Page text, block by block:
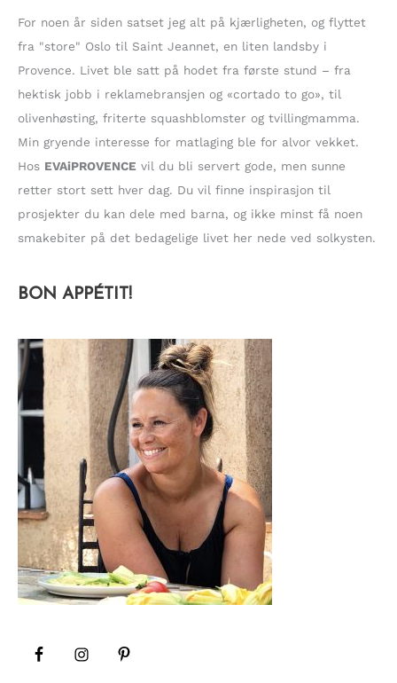
t
e
r
:
For noen år siden satset jeg alt på kjærligheten, og flyttet
fra "store" Oslo til Saint Jeannet, en liten landsby i
Provence. Livet ble satt på hodet fra første stund – fra
hektisk jobb i reklamebransjen og «cortado to go», til
olivenhøsting, friterte squashblomster og tvillingmamma.
Min gryende interesse for matlaging ble for alvor vekket.
Hos EVAiPROVENCE vil du bli servert gode, men sunne
retter stort sett hver dag. Du vil finne inspirasjon til
prosjekter du kan dele med barna, og ikke minst få noen
smakebiter på det bedagelige livet her nede ved solkysten.
BON APPÉTIT!